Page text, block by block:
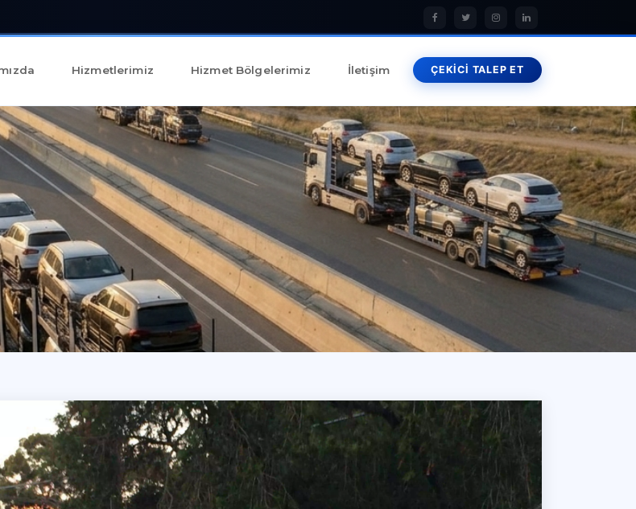
Hizmetlerimiz Hizmet Bölgelerimiz İletişim ÇEKİCİ TALEP ET